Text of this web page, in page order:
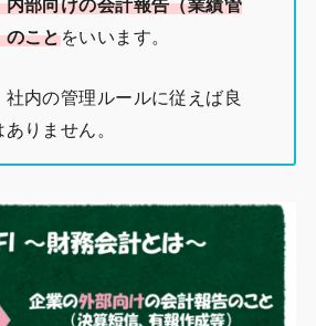
のことをいいます。
社内の管理ルールに従えば良
りません。